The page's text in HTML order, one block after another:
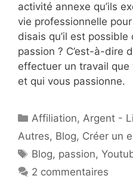
activité annexe qu’ils
vie professionnelle
disais qu’il est
passion ? C’est-à-dire
effectuer un travail
et qui vous passionne.
Catégories
Affiliation,Argent -
Autres, Blog, Créer un
Étiquettes
Blog, passion,
2 commentaires